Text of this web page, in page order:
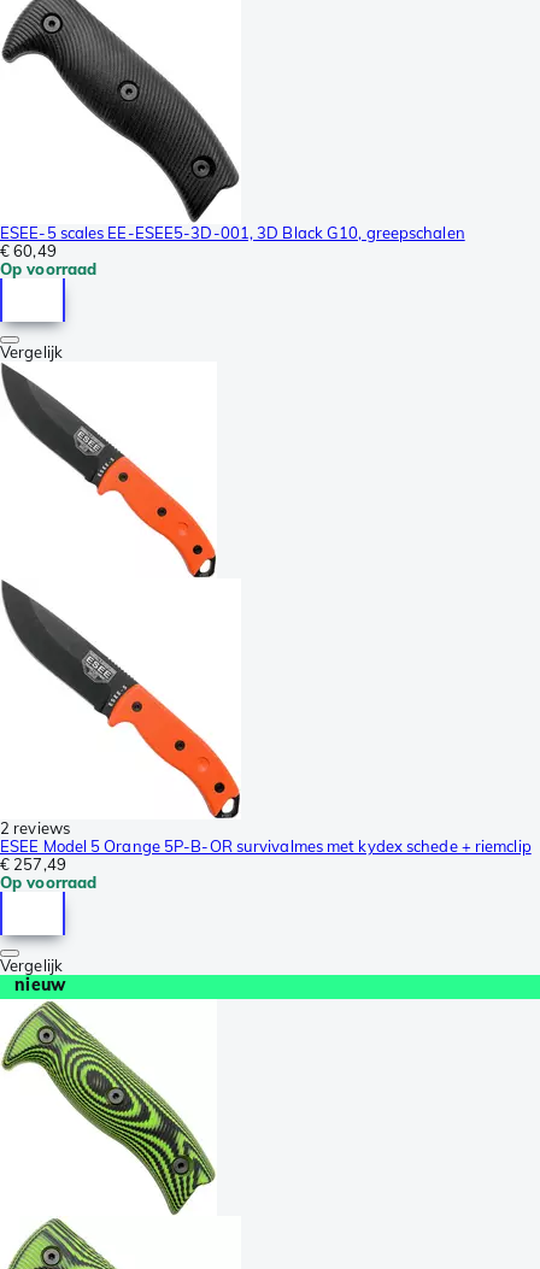
ESEE-5 scales EE-ESEE5-3D-001, 3D Black G10, greepschalen
€ 60,49
Op voorraad
Vergelijk
2 reviews
ESEE Model 5 Orange 5P-B-OR survivalmes met kydex schede + riemclip
€ 257,49
Op voorraad
Vergelijk
nieuw